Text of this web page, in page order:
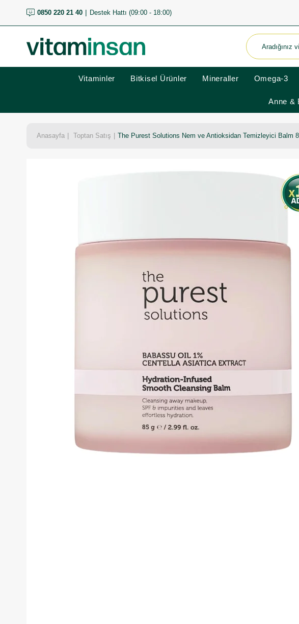
0850 220 21 40 Destek Hattı (09:00 - 18:00)
Vitaminler Bitkisel Ürünler Mineraller Omega-3
Anne &
Anasayfa Toptan Satış The Purest Solutions Nem ve Antioksidan Temizleyici Balm